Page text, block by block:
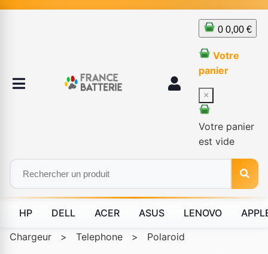
0 0,00 €
Votre
panier
×
Votre panier
est vide
HP DELL ACER ASUS LENOVO
Chargeur > Telephone > Polaroid